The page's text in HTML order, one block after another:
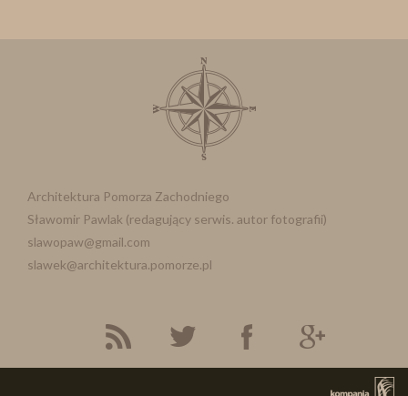
Architektura Pomorza Zachodniego
Sławomir Pawlak (redagujący serwis. autor fotografii)
slawopaw@gmail.com
slawek@architektura.pomorze.pl